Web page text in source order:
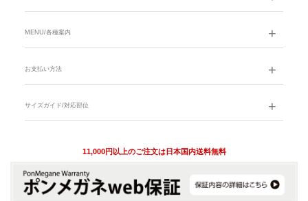
MENU/各種案内
お支払い方法
サイズガイド/対応部位
11,000円以上のご注文は日本国内送料無料